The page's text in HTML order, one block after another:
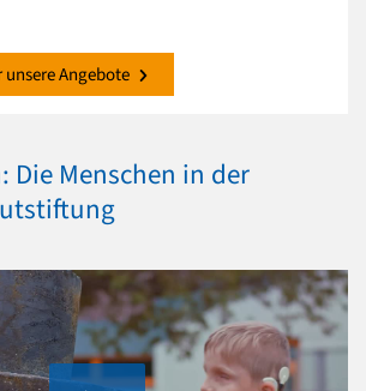
Angebote
Die Menschen in der